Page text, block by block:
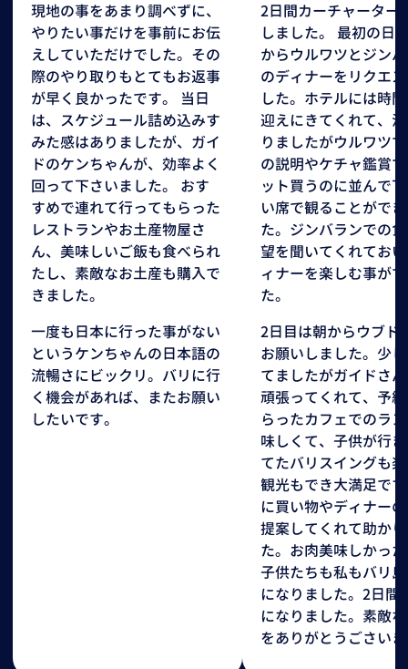
現地の事をあまり調べずに、
やりたい事だけを事前にお伝
えしていただけでした。その
際のやり取りもとてもお返事
が早く良かったです。 当日
は、スケジュール詰め込みす
みた感はありましたが、ガイ
ドのケンちゃんが、効率よく
回って下さいました。 おす
すめで連れて行ってもらった
レストランやお土産物屋さ
ん、美味しいご飯も食べられ
たし、素敵なお土産も購入で
きました。
一度も日本に行った事がない
というケンちゃんの日本語の
流暢さにビックリ。バリに行
く機会があれば、またお願い
したいです。
2日間カーチャーター
しました。 最初の日
からウルワツとジン
のディナーをリクエ
した。ホテルには時
迎えにきてくれて、
りましたがウルワツ
の説明やケチャ鑑賞
ット買うのに並んで
い席で観ることがで
た。ジンバランでの
望を聞いてくれてお
ィナーを楽しむ事が
た。
2日目は朝からウブド
お願いしました。少
てましたがガイドさ
頑張ってくれて、予
らったカフェでのラ
味しくて、子供が行
てたバリスイングも
観光もでき大満足で
に買い物やディナー
提案してくれて助か
た。お肉美味しかっ
子供たちも私もバリ
になりました。2日間
になりました。素敵
をありがとうごさい